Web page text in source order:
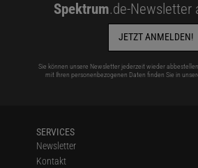
Spektrum.de-Newsletter
JETZT ANMELDEN!
Sie können unsere Newsletter jederzeit wieder
mit Ihren personenbezogenen Daten finden Sie in
SERVICES
Newsletter
Kontakt